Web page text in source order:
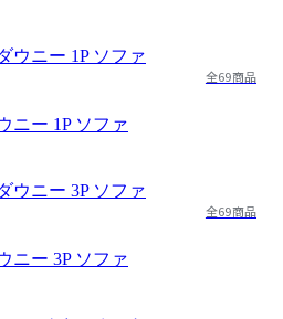
全69商品
ニー 1P ソファ
全69商品
ニー 3P ソファ